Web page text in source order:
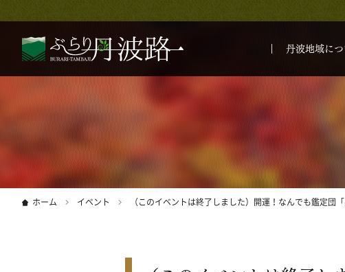
丹波地域につ
ホーム イベント （このイベントは終了しました）開運！なんでも鑑定団